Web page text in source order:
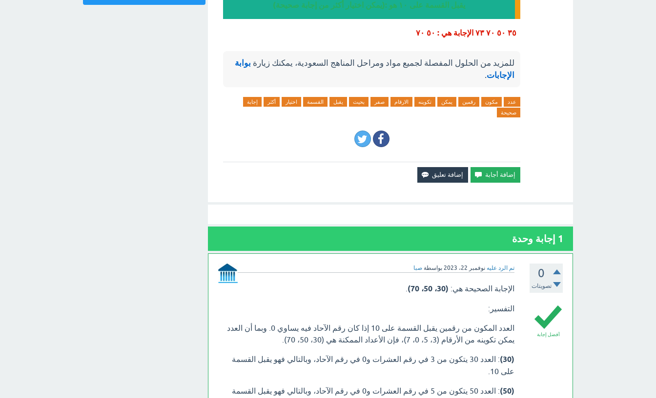
يقبل القسمة على ١٠ هو :(يمكن اختيار أكثر من إجابة صحيحة)
للمزيد من الحلول المفصلة لجميع مواد ومراحل المناهج السعودية، يمكنك زيارة بوابة
الإجابات.
عدد مكون رقمين يمكن تكوينه الارقام صفر بحيث يقبل القسمة اختيار أكثر
إجابة
صحيحة
1 إجابة وحدة
0
تصويتات
تم الرد عليه نوفمبر 22، 2023 بواسطة صبا
أفضل إجابة
الإجابة الصحيحة هي: (30، 50، 70)
التفسير:
العدد المكون من رقمين يقبل القسمة على 10 إذا كان رقم الآحاد فيه يساوي 0. وبما أن العدد
يمكن تكوينه من الأرقام (3، 5، 0، 7)، فإن الأعداد الممكنة هي (30، 50، 70).
(30)
: العدد 30 يتكون من 3 في رقم العشرات و0 في رقم الآحاد، وبالتالي فهو يقبل القسمة
على 10.
(50)
: العدد 50 يتكون من 5 في رقم العشرات و0 في رقم الآحاد، وبالتالي فهو يقبل القسمة